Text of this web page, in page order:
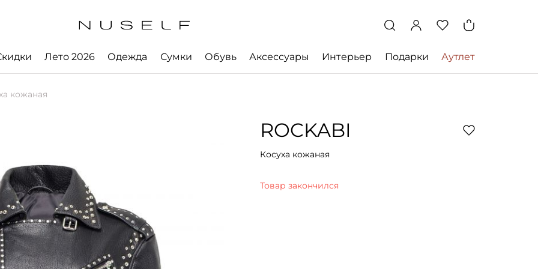
Лето 2026 Одежда Сумки Обувь Аксессуары Интерьер Подарки Аутлет
кожаная
ROCKABI
Косуха кожаная
Товар закончился